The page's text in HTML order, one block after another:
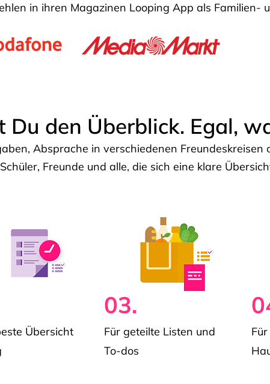
in ihren Magazinen Looping App als Familien-
den Überblick. Egal,
Absprache in verschiedenen Freundeskreisen
Freunde und alle, die sich eine klare
Übersicht
03.
Für geteilte Listen und
To-dos